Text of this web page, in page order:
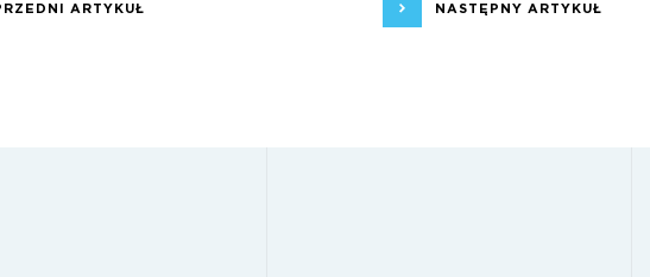
ARTYKUŁ NASTĘPNY ARTYKUŁ